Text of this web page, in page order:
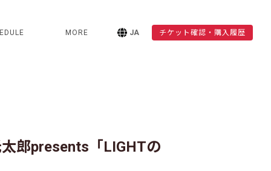
MORE JA チケット確認・購入履歴
郎presents「LIGHTの